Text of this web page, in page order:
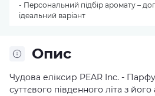
Опис
Чудова еліксир PEAR Inc. -
суттєвого південного літа з
- Персональний підбір аромату –
ідеальний варіант